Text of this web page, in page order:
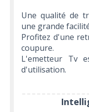
Une qualité de
une grande
Profitez d'une
coupure.
L'emetteur Tv
d'utilisation.